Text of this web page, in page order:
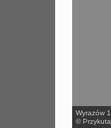
Wyrazów
© Przykuta